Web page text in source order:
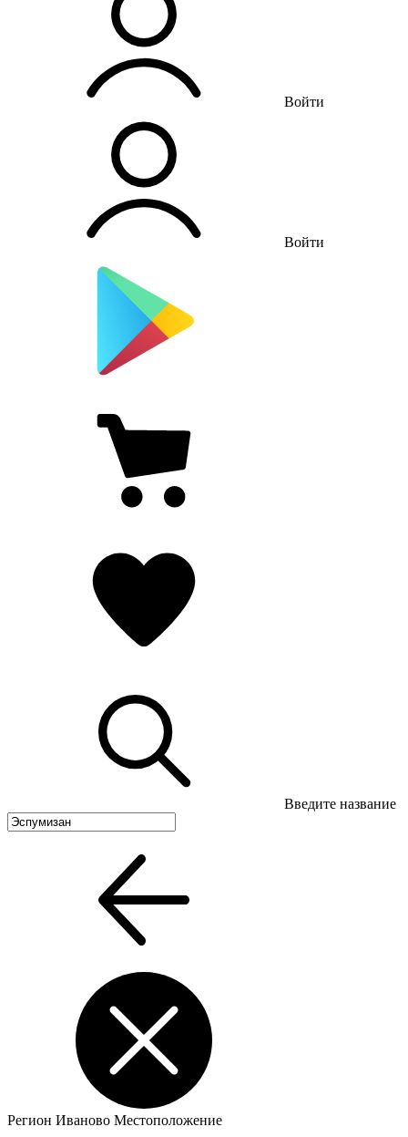
Войти
Войти
Введите название
Регион Иваново Местоположение